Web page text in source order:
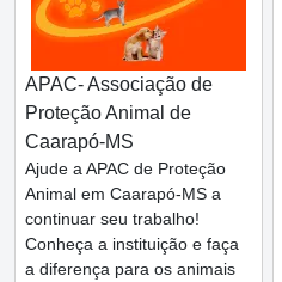
APAC- Associação de
Proteção Animal de
Caarapó-MS
Ajude a APAC de Proteção
Animal em Caarapó-MS a
continuar seu trabalho!
Conheça a instituição e faça
a diferença para os animais